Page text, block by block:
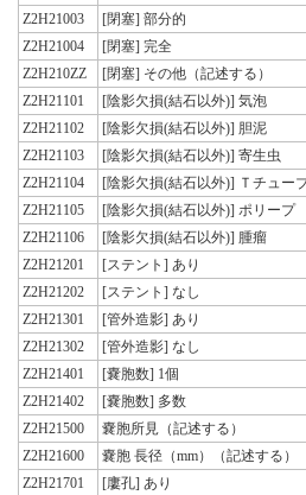
Z2H21003
[閉塞] 部分的
Z2H21004
[閉塞] 完全
Z2H210ZZ
[閉塞] その他（記述する）
Z2H21101
[陰影欠損(結石以外)] 気泡
Z2H21102
[陰影欠損(結石以外)] 胆泥
Z2H21103
[陰影欠損(結石以外)] 寄生虫
Z2H21104
[陰影欠損(結石以外)] Ｔチュー
Z2H21105
[陰影欠損(結石以外)] ポリープ
Z2H21106
[陰影欠損(結石以外)] 腫瘤
Z2H21201
[ステント] あり
Z2H21202
[ステント] なし
Z2H21301
[管外造影] あり
Z2H21302
[管外造影] なし
Z2H21401
[嚢胞数] 1個
Z2H21402
[嚢胞数] 多数
Z2H21500
嚢胞所見（記述する）
Z2H21600
嚢胞 長径（mm）（記述する）
Z2H21701
[廔孔] あり